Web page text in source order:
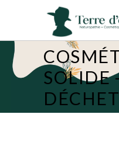
SOLIDE
DÉCHET